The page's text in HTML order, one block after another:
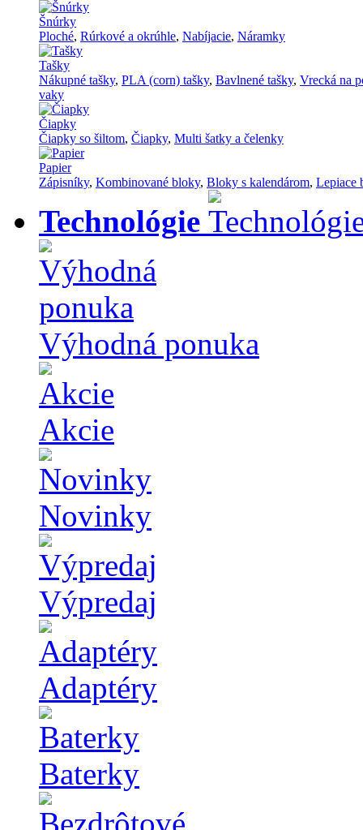
Šnúrky
Ploché, Rúrkové a okrúhle, Nabíjacie, Náramky
Tašky
Nákupné tašky, PLA (corn) tašky, Bavlnené tašky, Vrecká na
vaky
Čiapky
Čiapky so šiltom, Čiapky, Multi šatky a čelenky
Papier
Zápisníky, Kombinované bloky, Bloky s kalendárom, Lepiace
Technológie
Výhodná ponuka
Akcie
Novinky
Výpredaj
Adaptéry
Baterky